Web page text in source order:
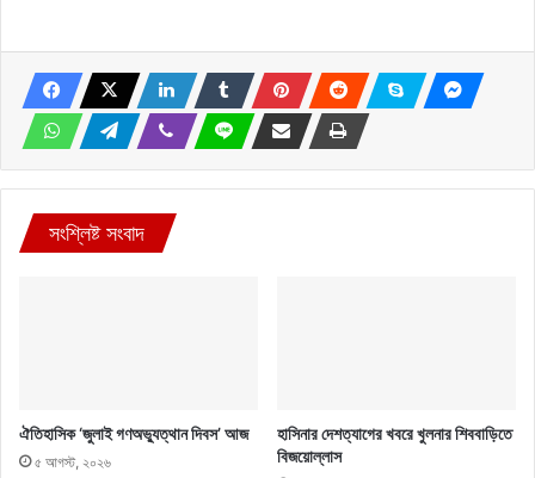
সংশ্লিষ্ট সংবাদ
ঐতিহাসিক ‘জুলাই গণঅভ্যুত্থান দিবস’ আজ
৫ আগস্ট, ২০২৬
হাসিনার দেশত্যাগের খবরে খুলনার শিববাড়িতে
বিজয়োল্লাস